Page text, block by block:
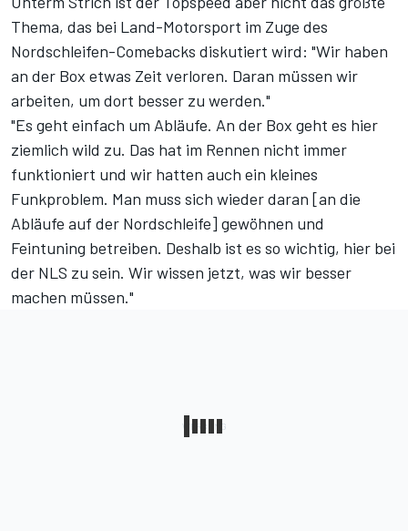
Thema, das bei Land-Motorsport im Zuge des
Nordschleifen-Comebacks diskutiert wird: "Wir haben
an der Box etwas Zeit verloren. Daran müssen wir
arbeiten, um dort besser zu werden."
"Es geht einfach um Abläufe. An der Box geht es hier
ziemlich wild zu. Das hat im Rennen nicht immer
funktioniert und wir hatten auch ein kleines
Funkproblem. Man muss sich wieder daran [an die
Abläufe auf der Nordschleife] gewöhnen und
Feintuning betreiben. Deshalb ist es so wichtig, hier bei
der NLS zu sein. Wir wissen jetzt, was wir besser
machen müssen."